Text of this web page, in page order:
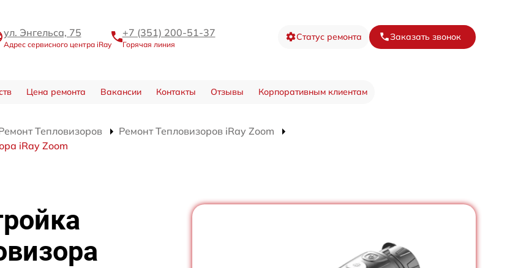
ул. Энгельса, 75
Адрес сервисного центра iRay
+7 (351) 200-51-37
Горячая линия
Статус ремонта Заказать звонок
Цена ремонта Вакансии Контакты Отзывы Корпоративным клиентам
Тепловизоров
Ремонт Тепловизоров iRay Zoom
iRay Zoom